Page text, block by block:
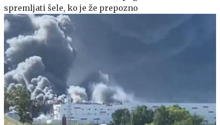
spremljati šele, ko je že prepozno